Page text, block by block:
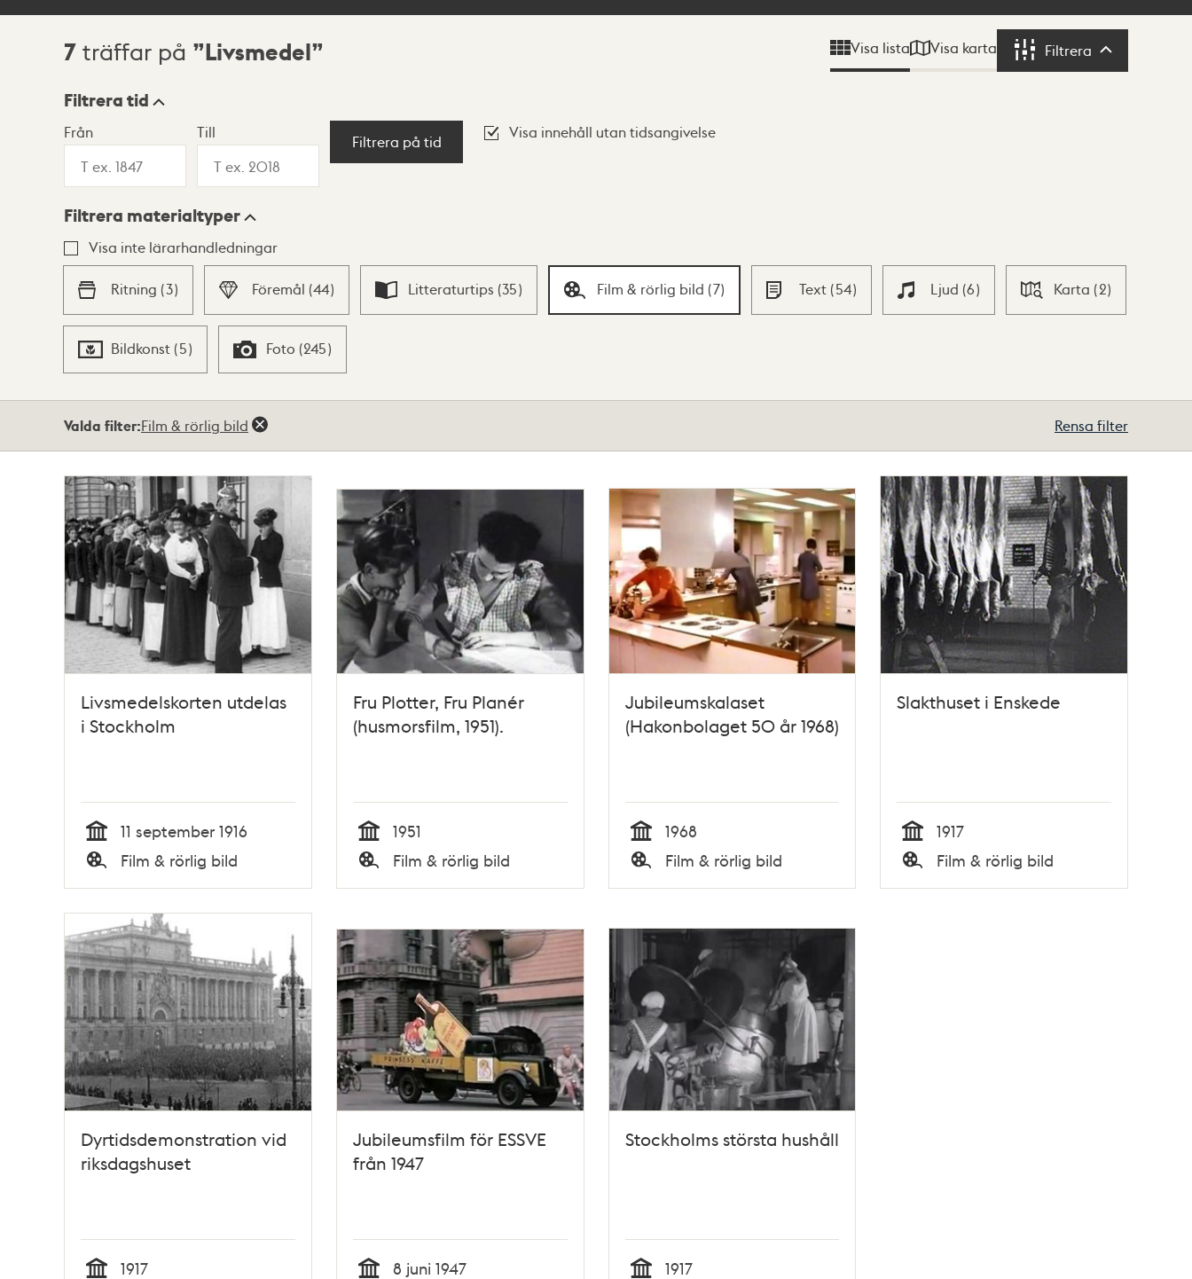
Sökresultat
7 träffar på Livsmedel Visa lista Visa karta Filtrera Filtrera
Visningsläge
Lista Karta
Filtrera tid
Från Till
Filtrera på tid
Visa innehåll utan tidsangivelse
Filtrera materialtyper
Visa inte lärarhandledningar
Ritning (3) Föremål (44) Litteraturtips (35) Film & rörlig bild (7) Text (54) Ljud (6) Karta (2)
Bildkonst (5) Foto (245)
Valda filter:Film & rörlig bild Rensa filter
Livsmedelskorten utdelas
i Stockholm
Tid
11 september 1916
Film & rörlig bild
Fru Plotter, Fru Planér
(husmorsfilm, 1951).
Tid
1951
Film & rörlig bild
Jubileumskalaset
(Hakonbolaget 50 år 1968)
Tid
1968
Film & rörlig bild
Slakthuset i Enskede
Tid
1917
Film & rörlig bild
Dyrtidsdemonstration vid
riksdagshuset
1917
Jubileumsfilm för ESSVE
från 1947
8 juni 1947
Stockholms största hushåll
1917